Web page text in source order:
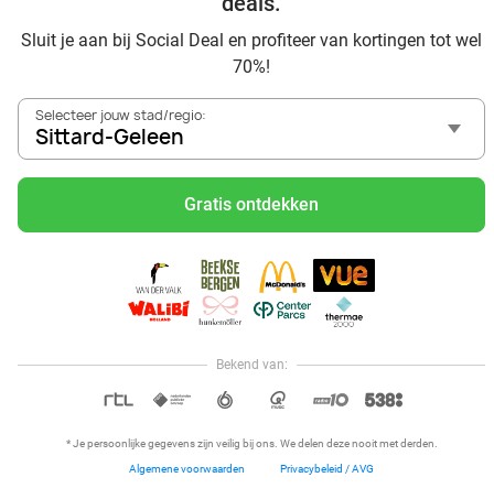
Sluit je aan bij Social Deal en profiteer van kortingen tot wel
70%!
Selecteer jouw stad/regio:
Sittard-Geleen
Gratis ontdekken
Bekend van:
* Je persoonlijke gegevens zijn veilig bij ons. We delen deze nooit met derden.
Algemene voorwaarden Privacybeleid / AVG
Voordelig genieten bij Sunparks met korting vanuit Sittard-
Met hoge korting naar de zonnebank in Sittard-Geleen
Skiën met korting in Sittard-Geleen? Ontdek de leukste
skihallen en indoor skibanen
Schaatsen in Sittard-Geleen en omgeving
Holiday on Ice tickets met korting in Sittard-Geleen
Social Deal voordeelshop: ah, zoveel mooie deals in regio
Reis af naar Ketteler Hof vanuit Sittard-Geleen en beleef
ultiem speelplezier met de kids
Hoi, onze klantenservice is open,
dus als je een vraag hebt helpen